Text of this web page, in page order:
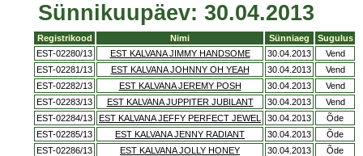
Sünnikuupäev: 30.04.2013
Registrikood Nimi Sünniaeg
Sugulus
EST-02280/13
EST KALVANA JIMMY HANDSOME 30.04.2013
Vend
EST-02281/13
EST KALVANA JOHNNY OH YEAH 30.04.2013
Vend
EST-02282/13
EST KALVANA JEREMY POSH 30.04.2013
Vend
EST-02283/13
EST KALVANA JUPPITER JUBILANT 30.04.2013
Vend
EST-02284/13
EST KALVANA JEFFY PERFECT JEWEL 30.04.2013
Õde
EST-02285/13
EST KALVANA JENNY RADIANT 30.04.2013
Õde
EST-02286/13
EST KALVANA JOLLY HONEY 30.04.2013 Õde